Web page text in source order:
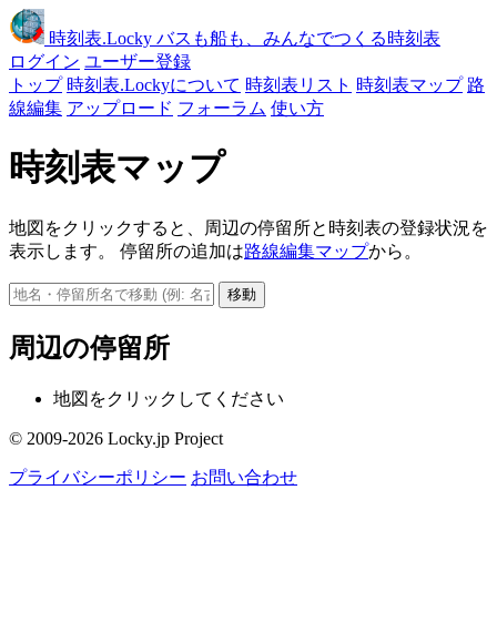
時刻表.Locky バスも船も、みんなでつくる時刻表
ログイン ユーザー登録
トップ 時刻表.Lockyについて 時刻表リスト 時刻表マップ 路
線編集 アップロード フォーラム 使い方
時刻表マップ
地図をクリックすると、周辺の停留所と時刻表の登録状況を
表示します。 停留所の追加は路線編集マップから。
移動
周辺の停留所
地図をクリックしてください
© 2009-2026 Locky.jp Project
プライバシーポリシー お問い合わせ